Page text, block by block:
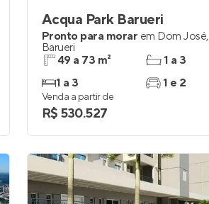
Acqua Park Barueri
Pronto para morar em Dom José,
Barueri
49 a 73 m²
1 a 3
1 a 3
1 e 2
Venda a partir de
R$ 530.527